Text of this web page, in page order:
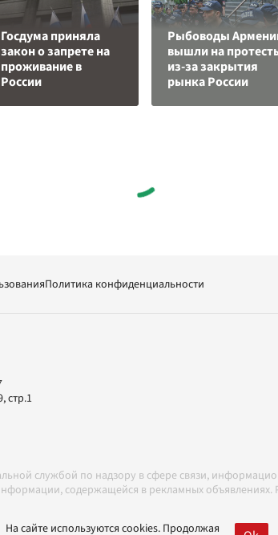
Госдума приняла
закон о запрете на
проживание в
России
Рыбоводы
вышли на
из-за закрытия
рынка России
Политика конфиденциальности
стр.1
службой по надзору в сфере связи,
содержащейся в рекламных
в соответствии с Правилами
На сайте используются cookies. Продолжая